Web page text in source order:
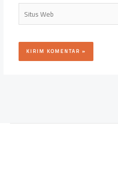
Situs
Web